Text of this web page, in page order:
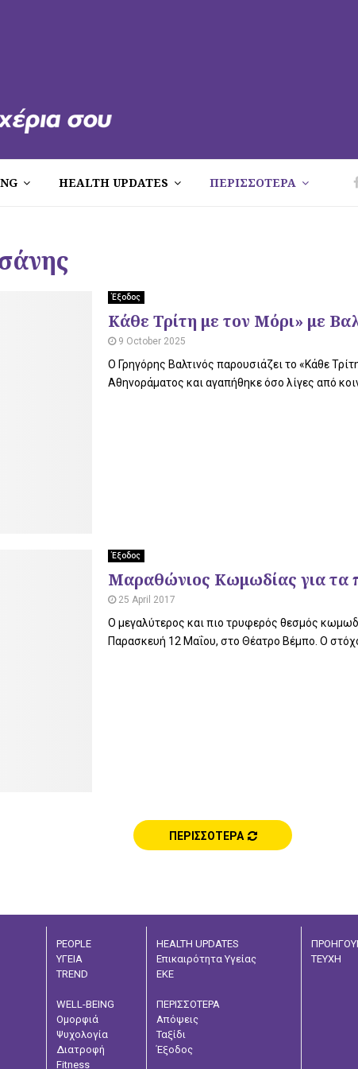
HEALTH UPDATES ΠΕΡΙΣΣΟΤΕΡΑ
Έξοδος
Κάθε Τρίτη με τον Μόρι» με
9 October 2025
Ο Γρηγόρης Βαλτινός παρουσιάζει το «Κάθε
Αθηνοράματος και αγαπήθηκε όσο λίγες από
Έξοδος
Μαραθώνιος Κωμωδίας για τα
25 April 2017
Ο μεγαλύτερος και πιο τρυφερός θεσμός
Παρασκευή 12 Μαΐου, στο Θέατρο Βέμπο. Ο
ΠΕΡΙΣΣΟΤΕΡΑ
PEOPLE
ΥΓΕΙΑ
TREND
WELL-BEING
Ομορφιά
Ψυχολογία
Διατροφή
Fitness
HEALTH UPDATES
Επικαιρότητα Υγείας
ΕΚΕ
ΠΕΡΙΣΣΟΤΕΡΑ
Απόψεις
Ταξίδι
Έξοδος
ΤΕΥΧΗ